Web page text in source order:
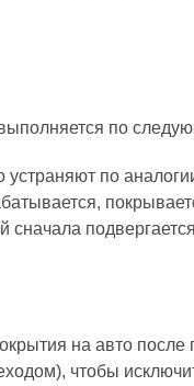
по
устраняют по
сначала
на авто
чтобы